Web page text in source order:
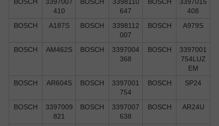
410
647
408
BOSCH
A187S BOSCH
3398112
007
BOSCH A979S
BOSCH AM462S BOSCH
3397004
368
BOSCH
3397001
754LUZ
EM
BOSCH
AR604S BOSCH
3397001
754
BOSCH SP24
BOSCH
3397009
821
BOSCH
3397007
638
BOSCH AR24U